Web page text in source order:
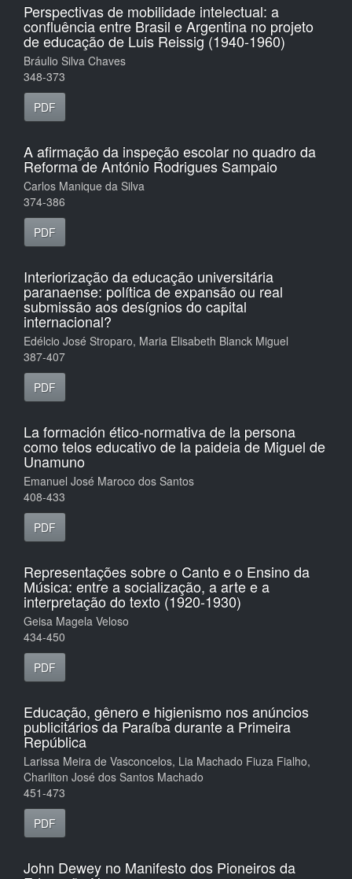
Perspectivas de mobilidade intelectual: a
confluência entre Brasil e Argentina no projeto
de educação de Luis Reissig (1940-1960)
Bráulio Silva Chaves
348-373
PDF
A afirmação da inspeção escolar no quadro da
Reforma de António Rodrigues Sampaio
Carlos Manique da Silva
374-386
PDF
Interiorização da educação universitária
paranaense: política de expansão ou real
submissão aos desígnios do capital
internacional?
Edélcio José Stroparo, Maria Elisabeth Blanck Miguel
387-407
PDF
La formación ético-normativa de la persona
como telos educativo de la paideia de Miguel de
Unamuno
Emanuel José Maroco dos Santos
408-433
PDF
Representações sobre o Canto e o Ensino da
Música: entre a socialização, a arte e a
interpretação do texto (1920-1930)
Geisa Magela Veloso
434-450
PDF
Educação, gênero e higienismo nos anúncios
publicitários da Paraíba durante a Primeira
República
Larissa Meira de Vasconcelos, Lia Machado Fiuza Fialho,
Charliton José dos Santos Machado
451-473
PDF
John Dewey no Manifesto dos Pioneiros da